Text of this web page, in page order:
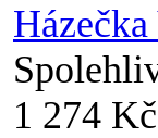
1 274 Kč